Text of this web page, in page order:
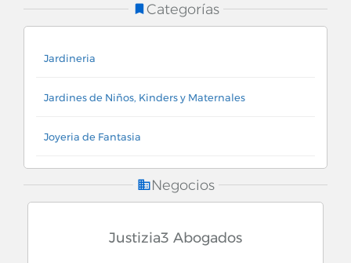
Categorías
Jardineria
Jardines de Niños, Kinders y Maternales
Joyeria de Fantasia
Negocios
Justizia3 Abogados